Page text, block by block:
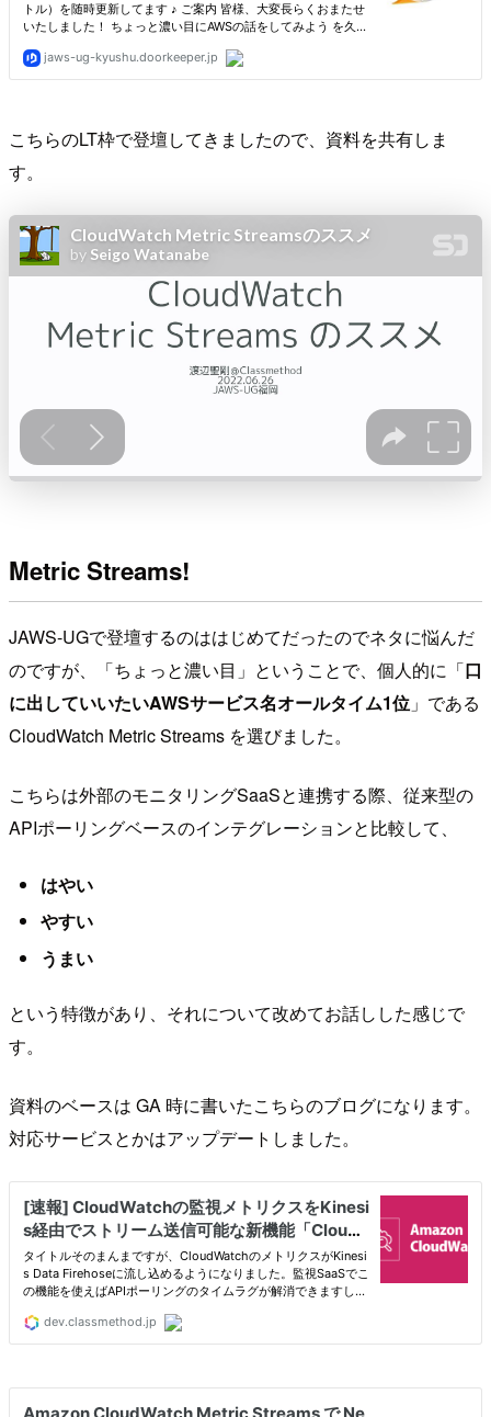
こちらのLT枠で登壇してきましたので、資料を共有しま
す。
Metric Streams!
JAWS-UGで登壇するのははじめてだったのでネタに悩んだ
のですが、「ちょっと濃い目」ということで、個人的に「口
に出していいたいAWSサービス名オールタイム1位 」である
CloudWatch Metric Streams を選びました。
こちらは外部のモニタリングSaaSと連携する際、従来型の
APIポーリングベースのインテグレーションと比較して、
はやい
やすい
うまい
という特徴があり、それについて改めてお話しした感じで
す。
資料のベースは GA 時に書いたこちらのブログになります。
対応サービスとかはアップデートしました。